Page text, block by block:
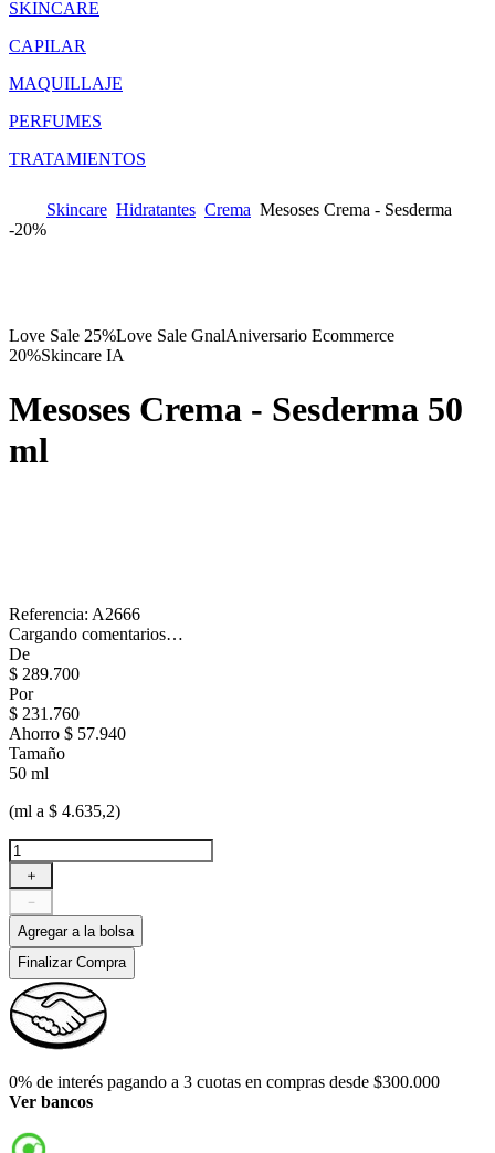
SKINCARE
CAPILAR
MAQUILLAJE
PERFUMES
TRATAMIENTOS
Skincare Hidratantes Crema Mesoses Crema - Sesderma
-20%
Love Sale 25%Love Sale GnalAniversario Ecommerce
20%Skincare IA
Mesoses Crema - Sesderma 50
ml
Referencia: A2666
Cargando comentarios…
De
$ 289.700
Por
$ 231.760
Ahorro $ 57.940
Tamaño
50 ml
(ml a $ 4.635,2)
＋
－
Agregar a la bolsa
Finalizar Compra
0% de interés pagando a 3 cuotas en compras desde $300.000
Ver bancos